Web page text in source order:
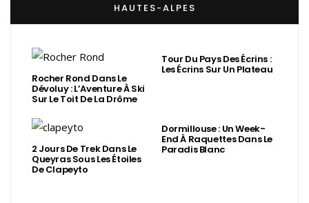
HAUTES-ALPES
Rocher Rond Dans Le
Dévoluy : L’Aventure À Ski
Sur Le Toit De La Drôme
Tour Du Pays Des Écrins :
Les Écrins Sur Un Plateau
2 Jours De Trek Dans Le
Queyras Sous Les Étoiles
De Clapeyto
Dormillouse : Un Week-
End À Raquettes Dans Le
Paradis Blanc